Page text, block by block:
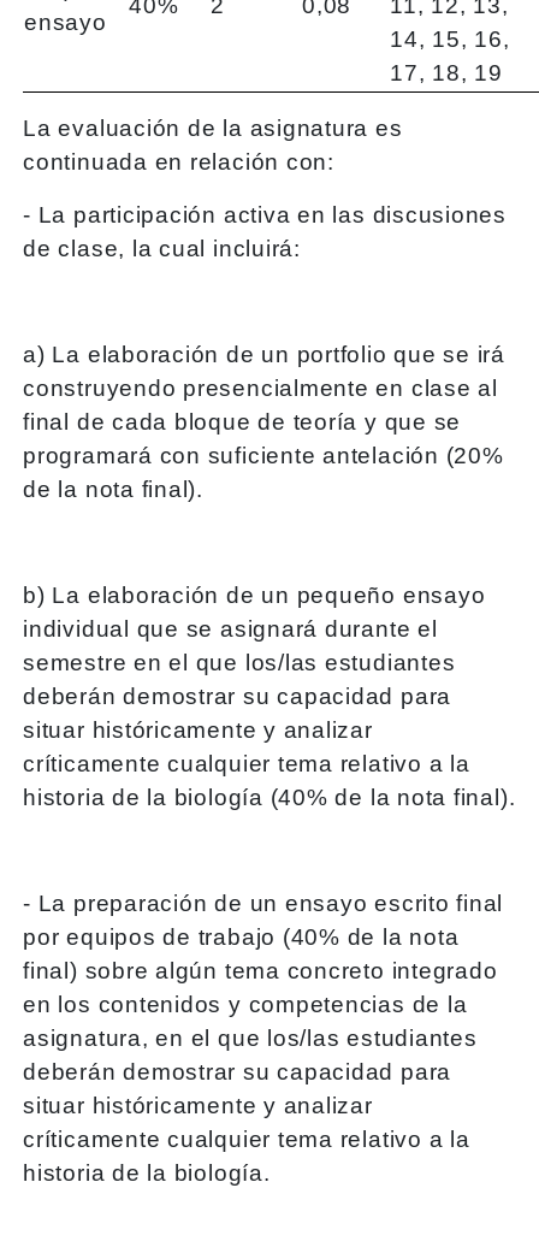
ensayo
40% 2 0,08
11, 12, 13,
14, 15, 16,
17, 18, 19
La evaluación de la asignatura es
continuada en relación con:
- La participación activa en las discusiones
de clase, la cual incluirá:
a) La elaboración de un portfolio que se irá
construyendo presencialmente en clase al
final de cada bloque de teoría y que se
programará con suficiente antelación (20%
de la nota final).
b) La elaboración de un pequeño ensayo
individual que se asignará durante el
semestre en el que los/las estudiantes
deberán demostrar su capacidad para
situar históricamente y analizar
críticamente cualquier tema relativo a la
historia de la biología (40% de la nota final).
- La preparación de un ensayo escrito final
por equipos de trabajo (40% de la nota
final) sobre algún tema concreto integrado
en los contenidos y competencias de la
asignatura, en el que los/las estudiantes
deberán demostrar su capacidad para
situar históricamente y analizar
críticamente cualquier tema relativo a la
historia de la biología.